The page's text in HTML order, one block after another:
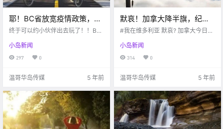
耶！BC省放宽疫情政策，允
许户外10人以内的聚会！注
局！！
终于可以约小伙伴出去玩了！！BC
利亚出现新型“雇主”骗局！萨尼奇又
一中学爆发疫情...
小岛新闻
297 0
温哥华岛传媒 5 年前
默哀！加拿大降半旗，纪念
新冠一周年！维多利亚DT接
#我在维多利亚 默哀? 加拿大今日降
p]维多利亚DT两起死亡案件进展更
新…[Wow]太赞了吧！日本富豪携手
小岛新闻
314 0
温哥华岛传媒 5 年前